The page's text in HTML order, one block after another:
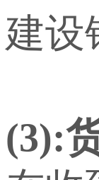
建设
(3):